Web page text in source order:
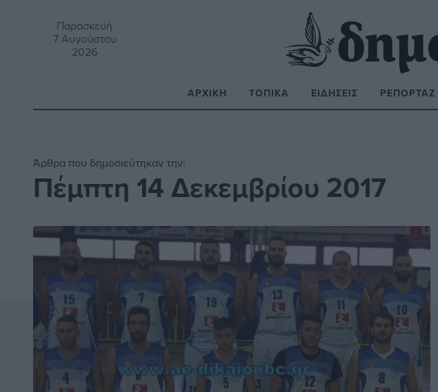
Παρασκευή
7 Αυγούστου
2026
ΑΡΧΙΚΉ ΤΟΠΙΚΆ ΕΙΔΉΣΕΙΣ ΡΕΠΟΡΤΆΖ
Άρθρα που δημοσιεύτηκαν την:
Πέμπτη 14 Δεκεμβρίου 2017